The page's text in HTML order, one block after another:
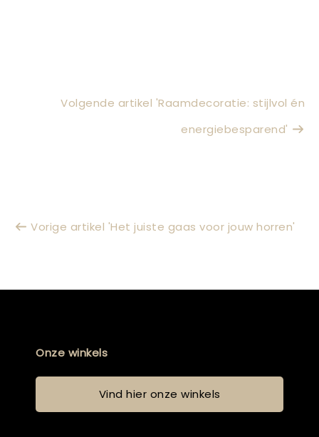
Volgende artikel 'Raamdecoratie: stijlvol én
energiebesparend'
Vorige artikel 'Het juiste gaas voor jouw horren'
Onze winkels
Vind hier onze winkels